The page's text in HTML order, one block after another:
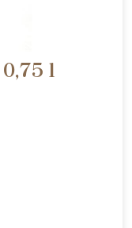
l